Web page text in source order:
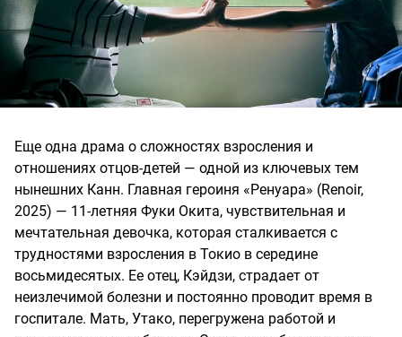
Еще одна драма о сложностях взросления и
отношениях отцов-детей — одной из ключевых тем
нынешних Канн. Главная героиня «Ренуара» (Renoir,
2025) — 11-летняя Фуки Окита, чувствительная и
мечтательная девочка, которая сталкивается с
трудностями взросления в Токио в середине
восьмидесятых. Ее отец, Кэйдзи, страдает от
неизлечимой болезни и постоянно проводит время в
госпитале. Мать, Утако, перегружена работой и